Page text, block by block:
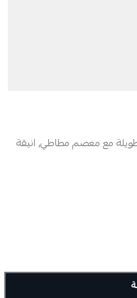
مع معصم مطاطي, انيقة